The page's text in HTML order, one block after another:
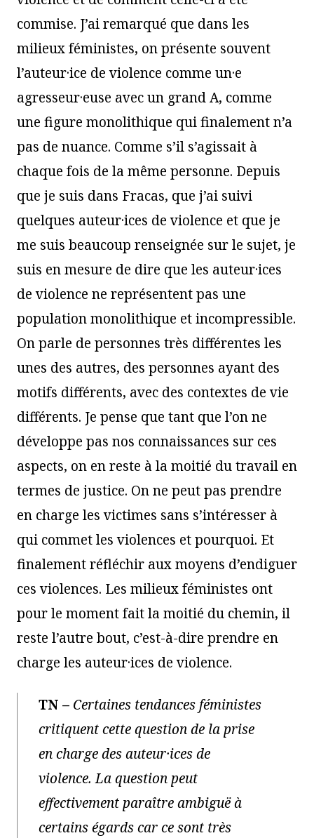
commise. J’ai remarqué que dans les
milieux féministes, on présente souvent
l’auteur·ice de violence comme un·e
agresseur·euse avec un grand A, comme
une figure monolithique qui finalement n’a
pas de nuance. Comme s’il s’agissait à
chaque fois de la même personne. Depuis
que je suis dans Fracas, que j’ai suivi
quelques auteur·ices de violence et que je
me suis beaucoup renseignée sur le sujet, je
suis en mesure de dire que les auteur·ices
de violence ne représentent pas une
population monolithique et incompressible.
On parle de personnes très différentes les
unes des autres, des personnes ayant des
motifs différents, avec des contextes de vie
différents. Je pense que tant que l’on ne
développe pas nos connaissances sur ces
aspects, on en reste à la moitié du travail en
termes de justice. On ne peut pas prendre
en charge les victimes sans s’intéresser à
qui commet les violences et pourquoi. Et
finalement réfléchir aux moyens d’endiguer
ces violences. Les milieux féministes ont
pour le moment fait la moitié du chemin, il
reste l’autre bout, c’est-à-dire prendre en
charge les auteur·ices de violence.
TN – Certaines tendances féministes
critiquent cette question de la prise
en charge des auteur·ices de
violence. La question peut
effectivement paraître ambiguë à
certains égards car ce sont très